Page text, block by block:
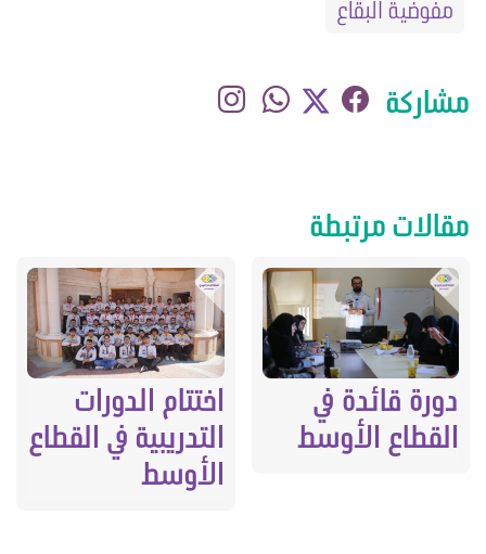
مفوضية البقاع
مشاركة
مقالات مرتبطة
اختتام الدورات
التدريبية في القطاع
الأوسط
دورة قائدة في
القطاع الأوسط